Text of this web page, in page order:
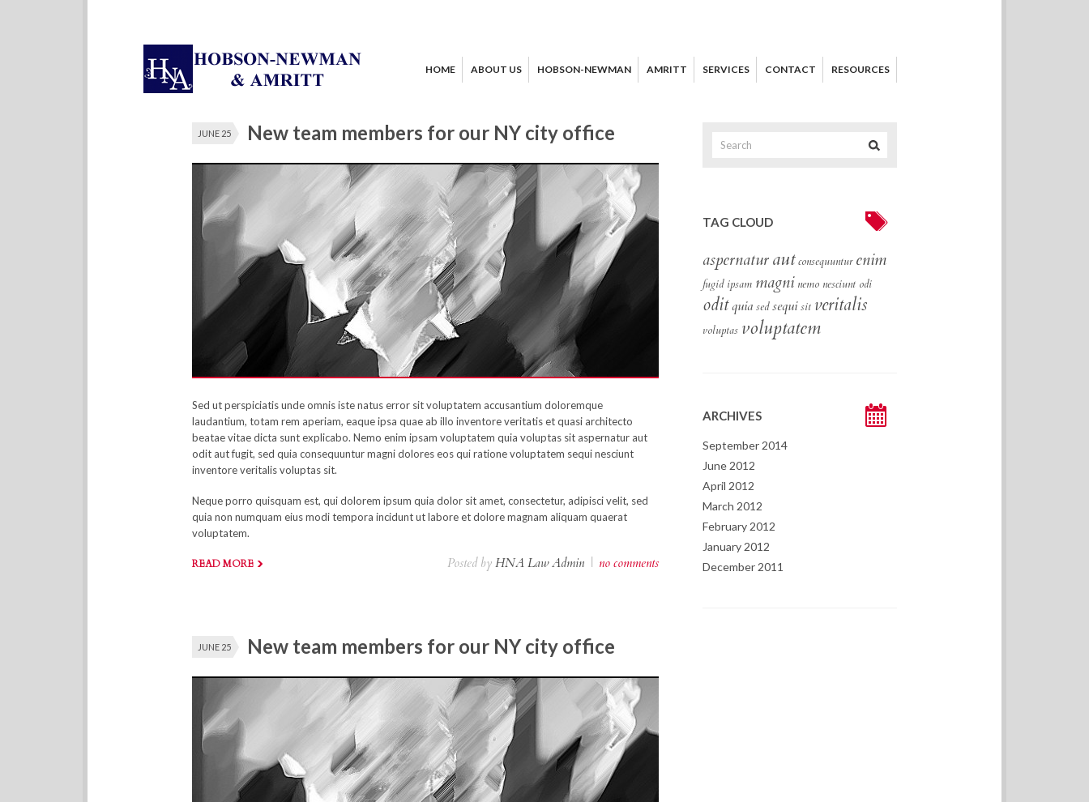
HOME ABOUT US HOBSON-NEWMAN AMRITT SERVICES CONTACT RESOURCES
JUNE 25 New team members for our NY city office
Sed ut perspiciatis unde omnis iste natus error sit voluptatem accusantium doloremque
laudantium, totam rem aperiam, eaque ipsa quae ab illo inventore veritatis et quasi architecto
beatae vitae dicta sunt explicabo. Nemo enim ipsam voluptatem quia voluptas sit aspernatur aut
odit aut fugit, sed quia consequuntur magni dolores eos qui ratione voluptatem sequi nesciunt
inventore veritalis voluptas sit.
Neque porro quisquam est, qui dolorem ipsum quia dolor sit amet, consectetur, adipisci velit, sed
quia non numquam eius modi tempora incidunt ut labore et dolore magnam aliquam quaerat
voluptatem.
READ MORE Posted by HNA Law Admin | no comments
JUNE 25 New team members for our NY city office
TAG CLOUD
aspernaturaut consequuntur enim
fugid ipsam magni nemo nesciunt odi
oditquia sed sequi sit veritalis
voluptas voluptatem
ARCHIVES
September 2014
June 2012
April 2012
March 2012
February 2012
January 2012
December 2011